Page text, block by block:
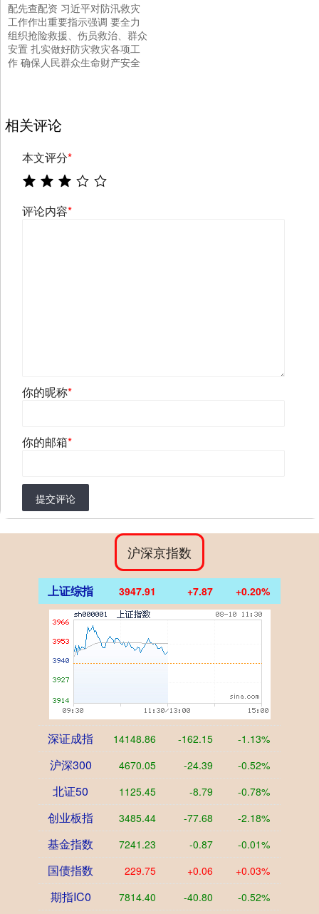
配先查配资 习近平对防汛救灾
工作作出重要指示强调 要全力
组织抢险救援、伤员救治、群众
安置 扎实做好防灾救灾各项工
作 确保人民群众生命财产安全
相关评论
本文评分*
评论内容*
你的昵称*
你的邮箱*
提交评论
沪深京指数
上证综指 3947.91 +7.87 +0.20%
深证成指 14148.86 -162.15 -1.13%
沪深300 4670.05 -24.39 -0.52%
北证50 1125.45 -8.79 -0.78%
创业板指 3485.44 -77.68 -2.18%
基金指数 7241.23 -0.87 -0.01%
国债指数 229.75 +0.06 +0.03%
期指IC0 7814.40 -40.80 -0.52%